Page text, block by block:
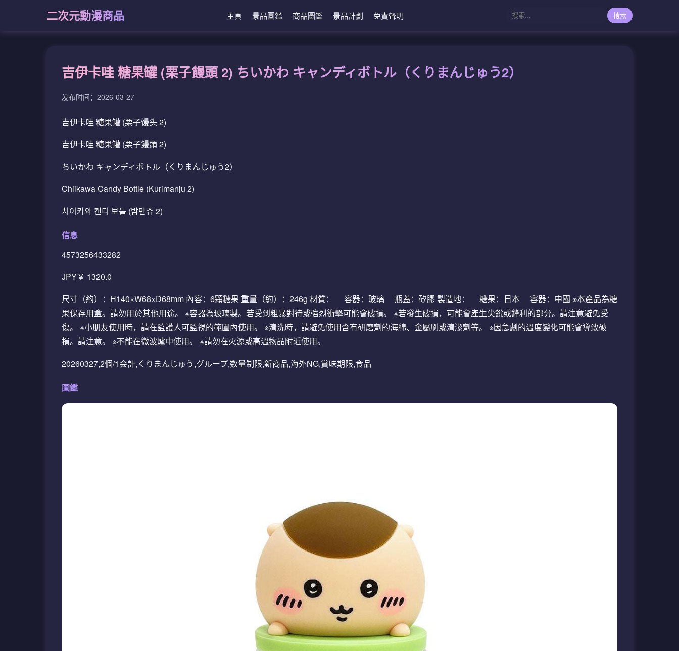
二次元動漫商品 主頁 景品圖鑑 商品圖鑑 景品計劃 免責聲明 搜索
吉伊卡哇 糖果罐 (栗子饅頭 2) ちいかわ キャンディボトル（くりまんじゅう2）
发布时间：2026-03-27
吉伊卡哇 糖果罐 (栗子馒头 2)
吉伊卡哇 糖果罐 (栗子饅頭 2)
ちいかわ キャンディボトル（くりまんじゅう2）
Chiikawa Candy Bottle (Kurimanju 2)
치이카와 캔디 보틀 (밤만쥬 2)
信息
4573256433282
JPY￥ 1320.0
尺寸（約）：H140×W68×D68mm 內容：6顆糖果 重量（約）：246g 材質： 容器：玻璃 瓶蓋：矽膠 製造地： 糖果：日本 容器：中國 ※本產品為糖
果保存用盒。請勿用於其他用途。 ※容器為玻璃製。若受到粗暴對待或強烈衝擊可能會破損。 ※若發生破損，可能會產生尖銳或鋒利的部分。請注意避免受
傷。 ※小朋友使用時，請在監護人可監視的範圍內使用。 ※清洗時，請避免使用含有研磨劑的海綿、金屬刷或清潔劑等。 ※因急劇的溫度變化可能會導致破
損。請注意。 ※不能在微波爐中使用。 ※請勿在火源或高溫物品附近使用。
20260327,2個/1会計,くりまんじゅう,グループ,数量制限,新商品,海外NG,賞味期限,食品
圖鑑